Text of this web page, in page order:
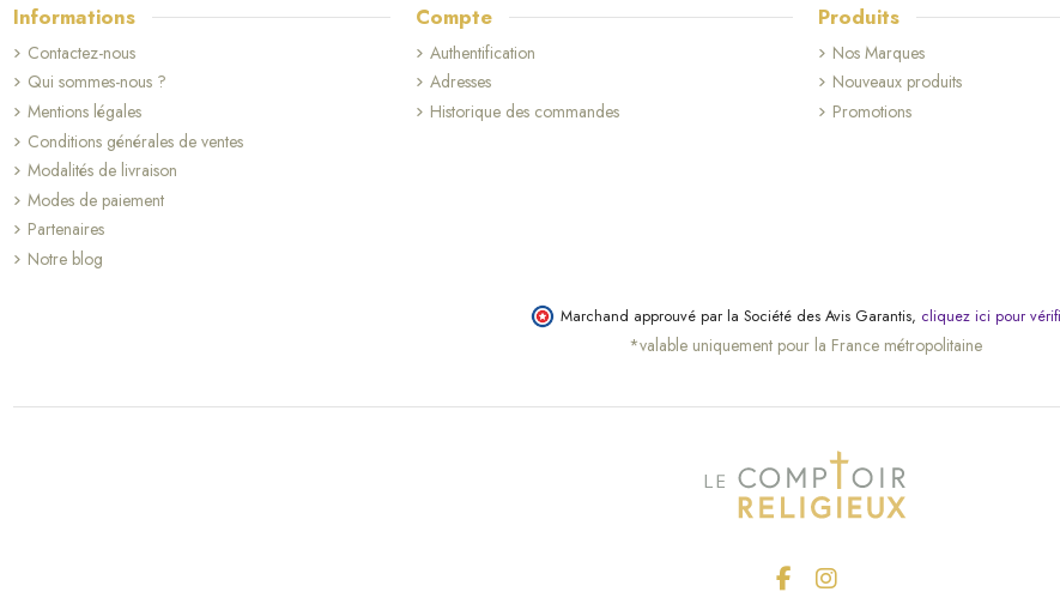
Informations
Contactez-nous
Qui sommes-nous ?
Mentions légales
Conditions générales de ventes
Modalités de livraison
Modes de paiement
Partenaires
Notre blog
Compte
Authentification
Adresses
Historique des commandes
Produits
Nos Marques
Nouveaux produits
Promotions
Marchand approuvé par la Société des Avis Garantis, cliquez ici pour
*valable uniquement pour la France métropolitaine